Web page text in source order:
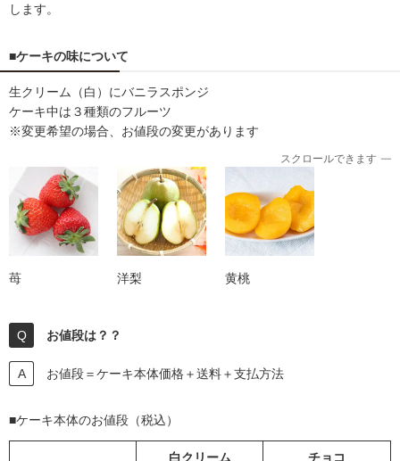
します。
■ケーキの味について
生クリーム（白）にバニラスポンジ
ケーキ中は３種類のフルーツ
※変更希望の場合、お値段の変更があります
スクロールできます
苺 洋梨 黄桃
お値段は？？
お値段＝ケーキ本体価格＋送料＋支払方法
■ケーキ本体のお値段（税込）
白クリーム チョコ